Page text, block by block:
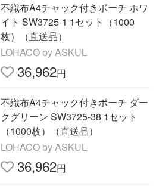
不織布A4チャック付きポーチ ホワ
イト SW3725-1 1セット（1000
枚）（直送品）
LOHACO by ASKUL
36,962円
不織布A4チャック付きポーチ ダー
クグリーン SW3725-38 1セット
（1000枚）（直送品）
LOHACO by ASKUL
36,962円